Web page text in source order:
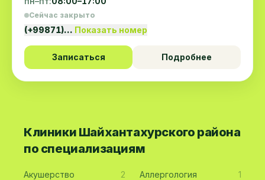
Сейчас закрыто
(+99871)… Показать номер
Записаться Подробнее
Клиники Шайхантахурского района
по специализациям
Акушерство 2 Аллергология 1